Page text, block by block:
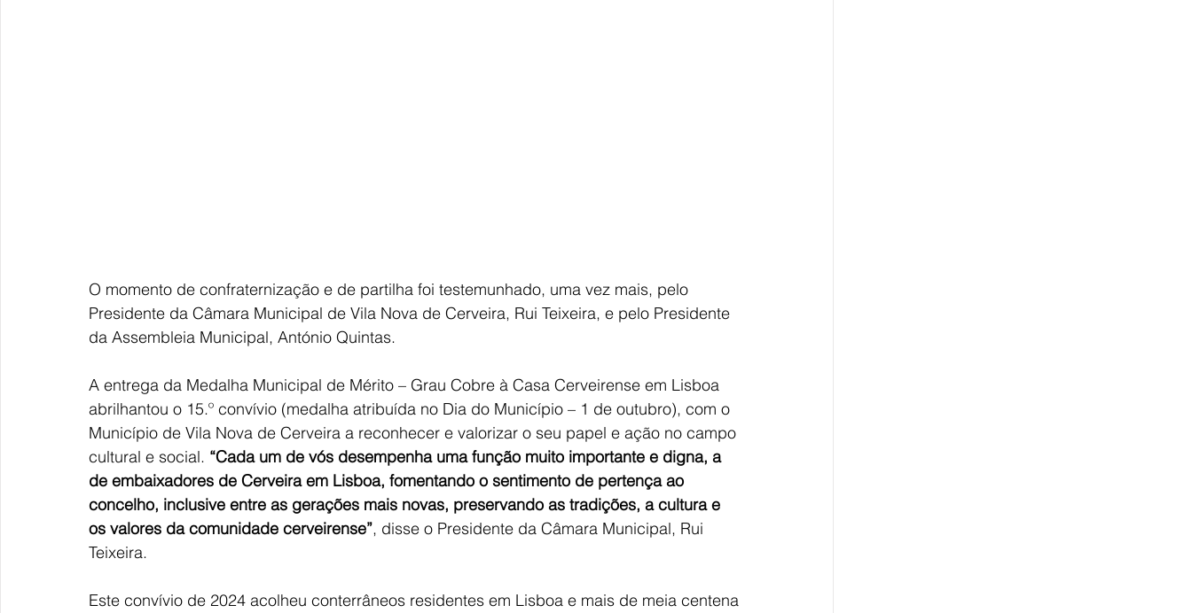
O momento de confraternização e de partilha foi testemunhado, uma vez mais, pelo
Presidente da Câmara Municipal de Vila Nova de Cerveira, Rui Teixeira, e pelo Presidente
da Assembleia Municipal, António Quintas.
A entrega da Medalha Municipal de Mérito – Grau Cobre à Casa Cerveirense em Lisboa
abrilhantou o 15.º convívio (medalha atribuída no Dia do Município – 1 de outubro), com o
Município de Vila Nova de Cerveira a reconhecer e valorizar o seu papel e ação no campo
cultural e social. “Cada um de vós desempenha uma função muito importante e digna, a
de embaixadores de Cerveira em Lisboa, fomentando o sentimento de pertença ao
concelho, inclusive entre as gerações mais novas, preservando as tradições, a cultura e
os valores da comunidade cerveirense”, disse o Presidente da Câmara Municipal, Rui
Teixeira.
Este convívio de 2024 acolheu conterrâneos residentes em Lisboa e mais de meia centena